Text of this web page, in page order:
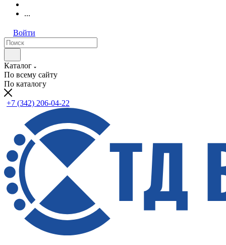
...
Войти
Каталог
По всему сайту
По каталогу
+7 (342) 206-04-22